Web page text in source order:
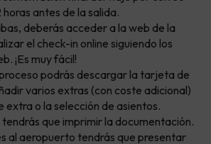
antes de la salida.
deberás acceder a la web de la
el check-in online siguiendo los
¡Es muy fácil!
podrás descargar la tarjeta de
varios extras (con coste adicional)
extra o la selección de asientos.
tendrás que imprimir la documentación.
al aeropuerto tendrás que presentar